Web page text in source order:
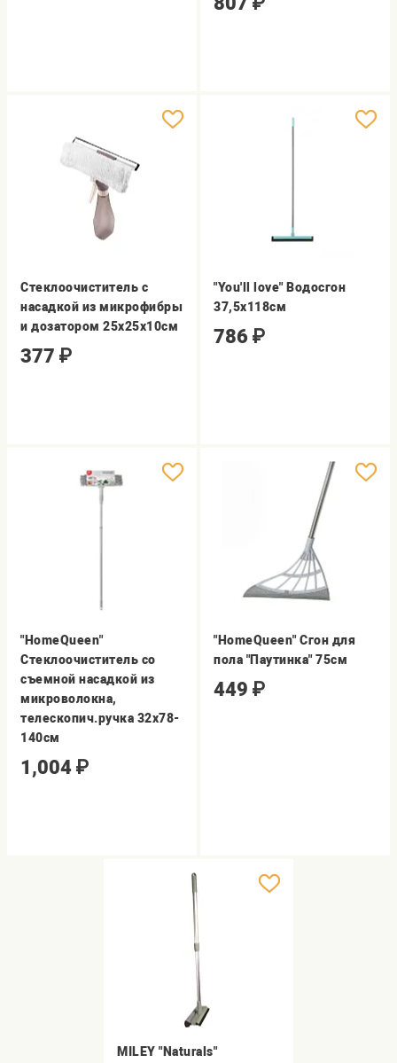
Стеклоочиститель с
насадкой из микрофибры
и дозатором 25х25х10см
377 ₽
"You'll love" Водосгон
37,5х118см
786 ₽
"HomeQueen"
Стеклоочиститель со
съемной насадкой из
микроволокна,
телескопич.ручка 32х78-
140см
1,004 ₽
"HomeQueen" Сгон для
пола "Паутинка" 75см
449 ₽
MILEY "Naturals"